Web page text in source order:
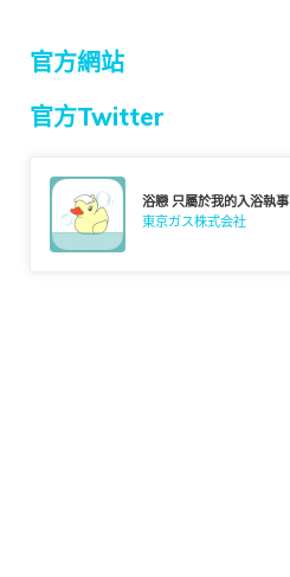
官方網站
官方Twitter
浴戀 只屬於我的入浴執事
東京ガス株式会社